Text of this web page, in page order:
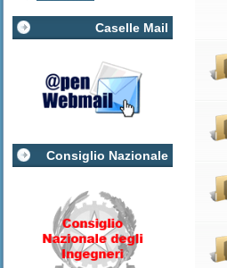
Caselle Mail
Consiglio Nazionale